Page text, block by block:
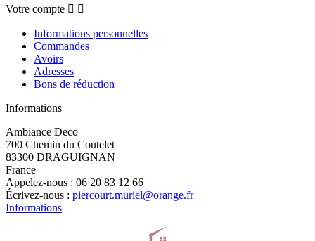
Votre compte  
Informations personnelles
Commandes
Avoirs
Adresses
Bons de réduction
Informations
Ambiance Deco
700 Chemin du Coutelet
83300 DRAGUIGNAN
France
Appelez-nous : 06 20 83 12 66
Écrivez-nous : piercourt.muriel@orange.fr
Informations